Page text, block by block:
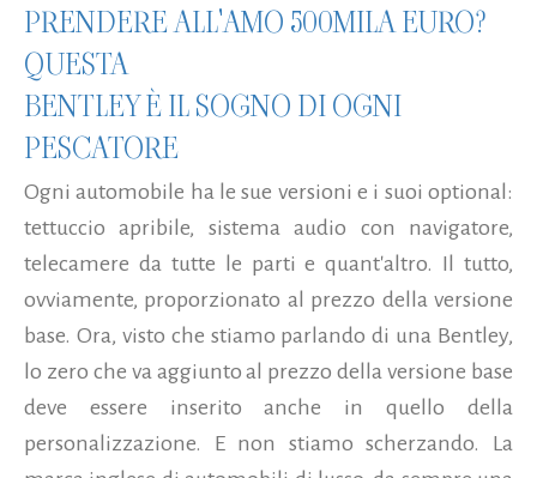
PRENDERE ALL'AMO 500MILA EURO?
QUESTA
BENTLEY È IL SOGNO DI OGNI
PESCATORE
Ogni automobile ha le sue versioni e i suoi optional:
tettuccio apribile, sistema audio con navigatore,
telecamere da tutte le parti e quant'altro. Il tutto,
ovviamente, proporzionato al prezzo della versione
base. Ora, visto che stiamo parlando di una Bentley,
lo zero che va aggiunto al prezzo della versione base
deve essere inserito anche in quello della
personalizzazione. E non stiamo scherzando. La